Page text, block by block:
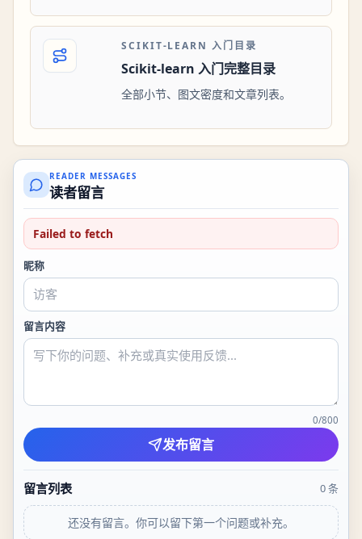
SCIKIT-LEARN 入门目录
Scikit-learn 入门完整目录
全部小节、图文密度和文章列表。
READER MESSAGES
读者留言
Failed to fetch
昵称
留言内容
0/800
发布留言
留言列表 0条
还没有留言。你可以留下第一个问题或补充。